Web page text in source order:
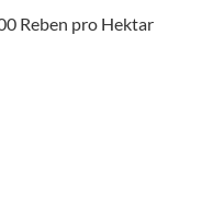
Reben pro Hektar